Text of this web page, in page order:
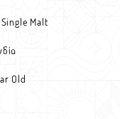
Malt
Old